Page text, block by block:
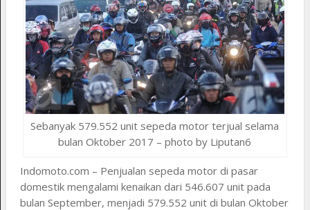
Sebanyak 579.552 unit sepeda motor terjual selama
bulan Oktober 2017 – photo by Liputan6
Indomoto.com – Penjualan sepeda motor di pasar
domestik mengalami kenaikan dari 546.607 unit pada
bulan September, menjadi 579.552 unit di bulan Oktober